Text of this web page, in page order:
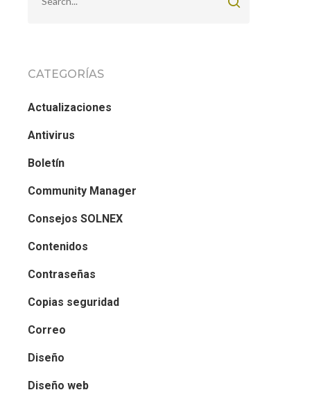
CATEGORÍAS
Actualizaciones
Antivirus
Boletín
Community Manager
Consejos SOLNEX
Contenidos
Contraseñas
Copias seguridad
Correo
Diseño
Diseño web